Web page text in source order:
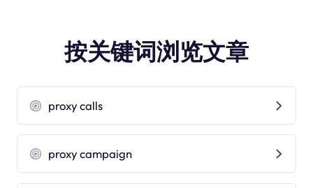
按关键词浏览文章
proxy calls
proxy campaign